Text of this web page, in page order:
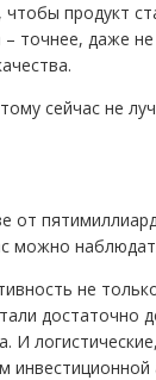
продукт
– точнее, даже
сейчас не
от
можно
не
достаточно
И